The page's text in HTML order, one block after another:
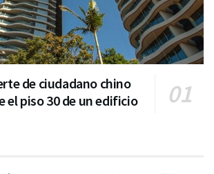
de ciudadano chino
el piso 30 de un edificio